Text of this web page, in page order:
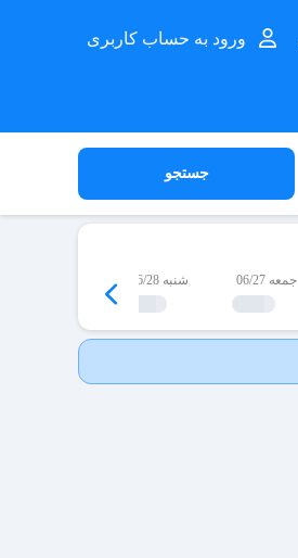
ورود به حساب کاربری
جستجو
جمعه 06/27 شنبه 06/28